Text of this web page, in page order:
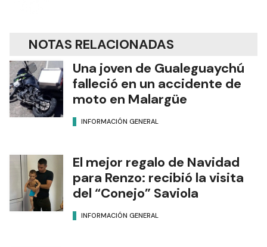
NOTAS RELACIONADAS
Una joven de Gualeguaychú
falleció en un accidente de
moto en Malargüe
INFORMACIÓN GENERAL
El mejor regalo de Navidad
para Renzo: recibió la visita
del “Conejo” Saviola
INFORMACIÓN GENERAL